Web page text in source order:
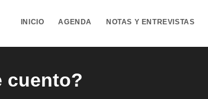
INICIO AGENDA NOTAS Y ENTREVISTAS
cuento?